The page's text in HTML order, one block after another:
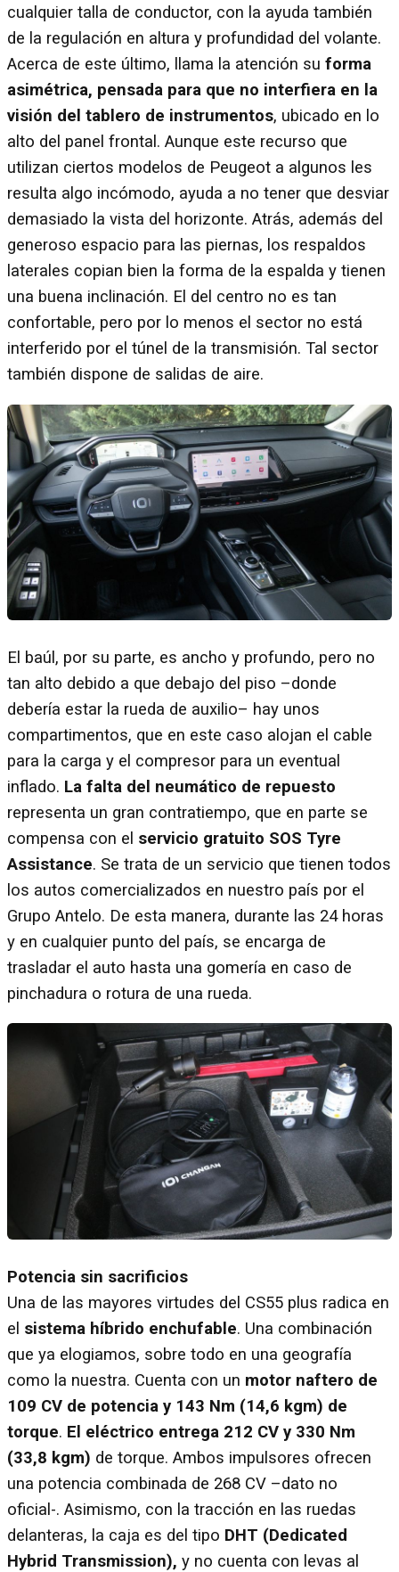
cualquier talla de conductor, con la ayuda también
de la regulación en altura y profundidad del volante.
Acerca de este último, llama la atención su forma
asimétrica, pensada para que no interfiera en la
visión del tablero de instrumentos, ubicado en lo
alto del panel frontal. Aunque este recurso que
utilizan ciertos modelos de Peugeot a algunos les
resulta algo incómodo, ayuda a no tener que desviar
demasiado la vista del horizonte. Atrás, además del
generoso espacio para las piernas, los respaldos
laterales copian bien la forma de la espalda y tienen
una buena inclinación. El del centro no es tan
confortable, pero por lo menos el sector no está
interferido por el túnel de la transmisión. Tal sector
también dispone de salidas de aire.
El baúl, por su parte, es ancho y profundo, pero no
tan alto debido a que debajo del piso –donde
debería estar la rueda de auxilio– hay unos
compartimentos, que en este caso alojan el cable
para la carga y el compresor para un eventual
inflado. La falta del neumático de repuesto
representa un gran contratiempo, que en parte se
compensa con el servicio gratuito SOS Tyre
Assistance. Se trata de un servicio que tienen todos
los autos comercializados en nuestro país por el
Grupo Antelo. De esta manera, durante las 24 horas
y en cualquier punto del país, se encarga de
trasladar el auto hasta una gomería en caso de
pinchadura o rotura de una rueda.
Potencia sin sacrificios
Una de las mayores virtudes del CS55 plus radica en
el sistema híbrido enchufable. Una combinación
que ya elogiamos, sobre todo en una geografía
como la nuestra. Cuenta con un motor naftero de
109 CV de potencia y 143 Nm (14,6 kgm) de
torque. El eléctrico entrega 212 CV y 330 Nm
(33,8 kgm) de torque. Ambos impulsores ofrecen
una potencia combinada de 268 CV –dato no
oficial-. Asimismo, con la tracción en las ruedas
delanteras, la caja es del tipo DHT (Dedicated
Hybrid Transmission), y no cuenta con levas al